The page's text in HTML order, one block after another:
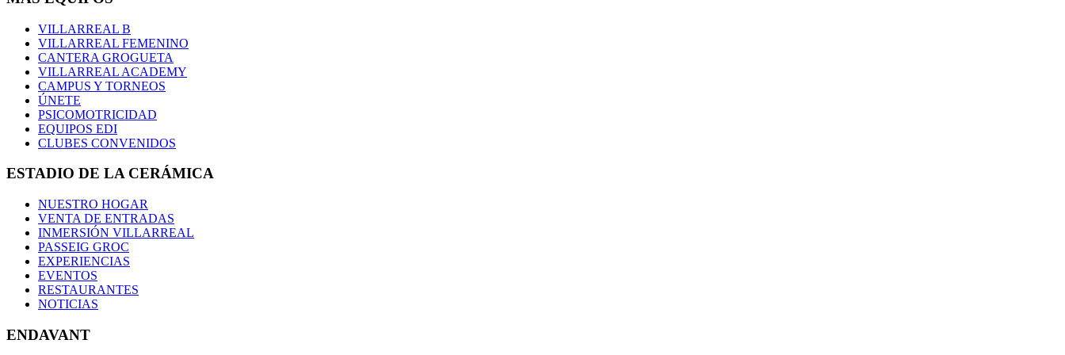
VILLARREAL B
VILLARREAL FEMENINO
CANTERA GROGUETA
VILLARREAL ACADEMY
CAMPUS Y TORNEOS
ÚNETE
PSICOMOTRICIDAD
EQUIPOS EDI
CLUBES CONVENIDOS
ESTADIO DE LA CERÁMICA
NUESTRO HOGAR
VENTA DE ENTRADAS
INMERSIÓN VILLARREAL
PASSEIG GROC
EXPERIENCIAS
EVENTOS
RESTAURANTES
NOTICIAS
ENDAVANT